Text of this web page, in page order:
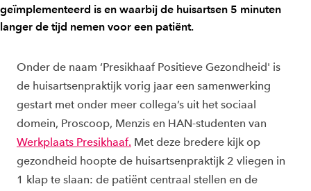
geïmplementeerd is en waarbij de huisartsen 5 minuten
langer de tijd nemen voor een patiënt.
Onder de naam ‘Presikhaaf Positieve Gezondheid' is
de huisartsenpraktijk vorig jaar een samenwerking
gestart met onder meer collega’s uit het sociaal
domein, Proscoop, Menzis en HAN-studenten van
Werkplaats Presikhaaf. Met deze bredere kijk op
gezondheid hoopte de huisartsenpraktijk 2 vliegen in
1 klap te slaan: de patiënt centraal stellen en de